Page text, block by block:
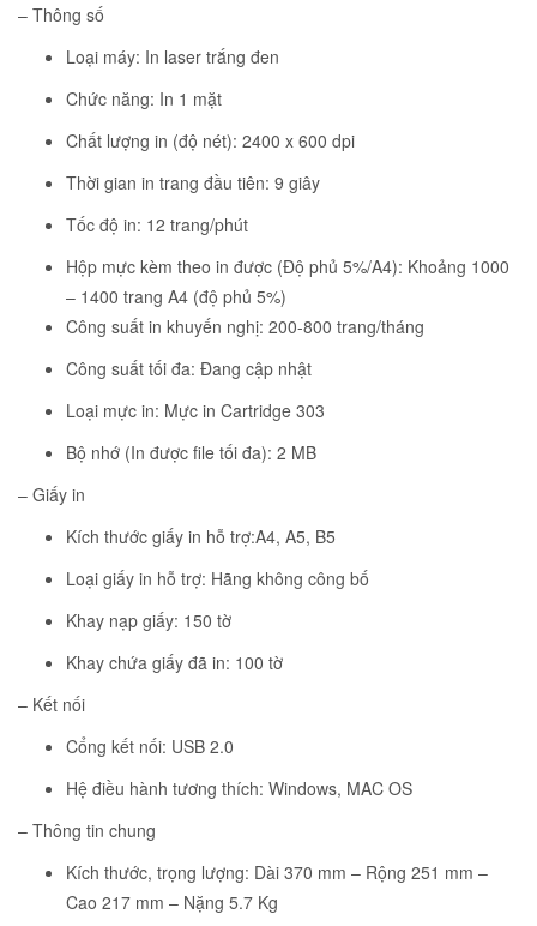
– Thông số
Loại máy: In laser trắng đen
Chức năng: In 1 mặt
Chất lượng in (độ nét): 2400 x 600 dpi
Thời gian in trang đầu tiên: 9 giây
Tốc độ in: 12 trang/phút
Hộp mực kèm theo in được (Độ phủ 5%/A4): Khoảng 1000
– 1400 trang A4 (độ phủ 5%)
Công suất in khuyến nghị: 200-800 trang/tháng
Công suất tối đa: Đang cập nhật
Loại mực in: Mực in Cartridge 303
Bộ nhớ (In được file tối đa): 2 MB
– Giấy in
Kích thước giấy in hỗ trợ:A4, A5, B5
Loại giấy in hỗ trợ: Hãng không công bố
Khay nạp giấy: 150 tờ
Khay chứa giấy đã in: 100 tờ
– Kết nối
Cổng kết nối: USB 2.0
Hệ điều hành tương thích: Windows, MAC OS
– Thông tin chung
Kích thước, trọng lượng: Dài 370 mm – Rộng 251 mm –
Cao 217 mm – Nặng 5.7 Kg